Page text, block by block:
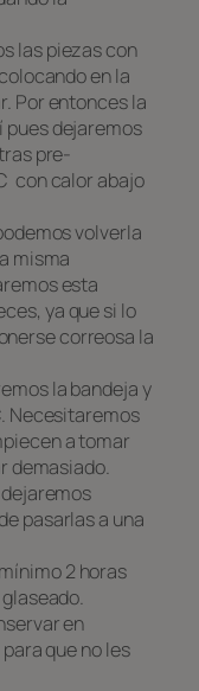
las piezas con
en la
Por entonces la
pues dejaremos
pre-
con calor abajo
volverla
misma
esta
ya que si lo
correosa la
la bandeja y
Necesitaremos
a tomar
demasiado.
pasarlas a una
2 horas
en
que no les